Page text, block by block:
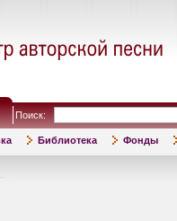
Поиск:
Библиотека Фонды